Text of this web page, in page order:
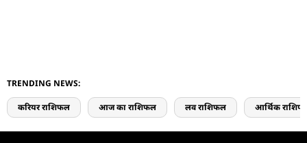
TRENDING NEWS:
करियर राशिफल आज का राशिफल लव राशिफल आर्थिक